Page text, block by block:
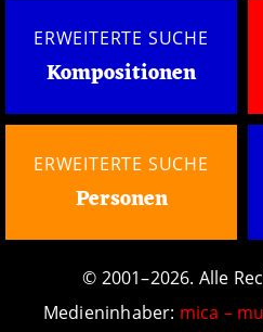
ERWEITERTE SUCHE
Kompositionen
ERWEITERTE SUCHE
Personen
© 2001–2026. Alle
Medieninhaber: mica –